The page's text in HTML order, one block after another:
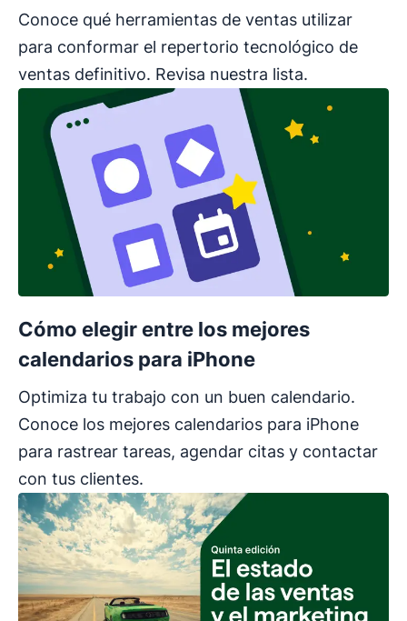
Conoce qué herramientas de ventas utilizar
para conformar el repertorio tecnológico de
ventas definitivo. Revisa nuestra lista.
Cómo elegir entre los mejores
calendarios para iPhone
Optimiza tu trabajo con un buen calendario.
Conoce los mejores calendarios para iPhone
para rastrear tareas, agendar citas y contactar
con tus clientes.